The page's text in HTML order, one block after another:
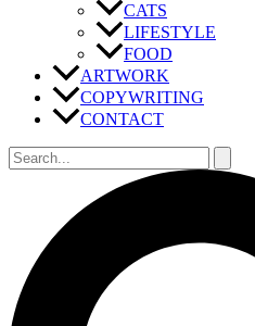
CATS
LIFESTYLE
FOOD
ARTWORK
COPYWRITING
CONTACT
Suchen
nach: